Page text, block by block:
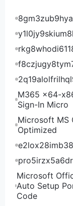
年付叠加15%优
CPU 内存 硬
DDR3
2*E5-2690v2
点此购买
元/月 点此购买
119.2欧元/月
Ava.Hosting摩
另外叠加16%
空间 内存 流量
买地址 5GB
点此购买 10GB
3.2欧元 点此
个 20个 4.8欧
个 100个 50个
M365 x64-
Sign-In Micro
Microsoft MS
Optimized
Microsoft
Auto Setup
Code